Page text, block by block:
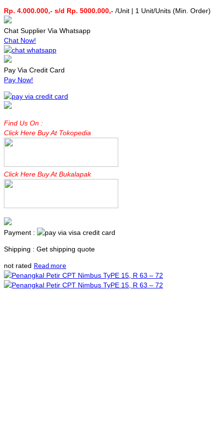
Rp. 4.000.000,- s/d Rp. 5000.000,- /Unit | 1 Unit/Units (Min. Order)
Chat Supplier Via Whatsapp
Chat Now!
Pay Via Credit Card
Pay Now!
Find Us On :
Click Here Buy At Tokopedia
Click Here Buy At Bukalapak
Payment :
Shipping : Get shipping quote
not rated Read more